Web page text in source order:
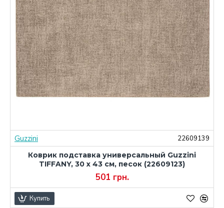
Guzzini
22609139
Коврик подставка универсальный Guzzini
TIFFANY, 30 х 43 см, песок (22609123)
501 грн.
Купить